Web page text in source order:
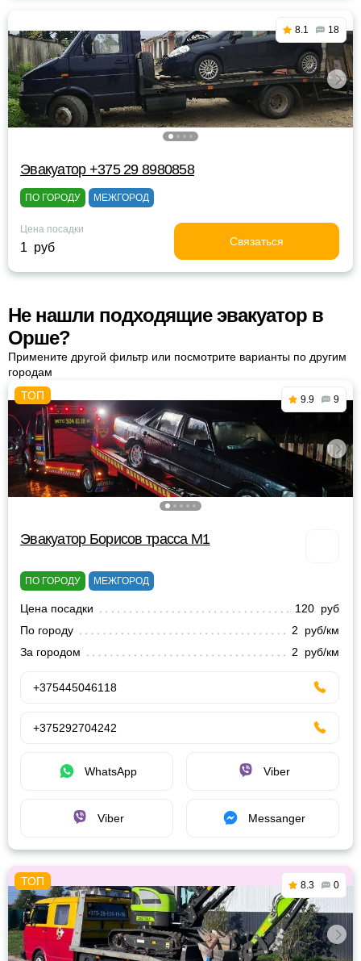
8.1 18
Эвакуатор +375 29 8980858
ПО ГОРОДУ МЕЖГОРОД
Цена посадки
1 руб Связаться
Не нашли подходящие эвакуатор в
Орше?
Примените другой фильтр или посмотрите варианты по другим
городам
9.9 9
Эвакуатор Борисов трасса М1
ПО ГОРОДУ МЕЖГОРОД
Цена посадки
120 руб
По городу
2 руб/км
За городом
2 руб/км
+375445046118
+375292704242
WhatsApp Viber
Viber Messanger
8.3 0